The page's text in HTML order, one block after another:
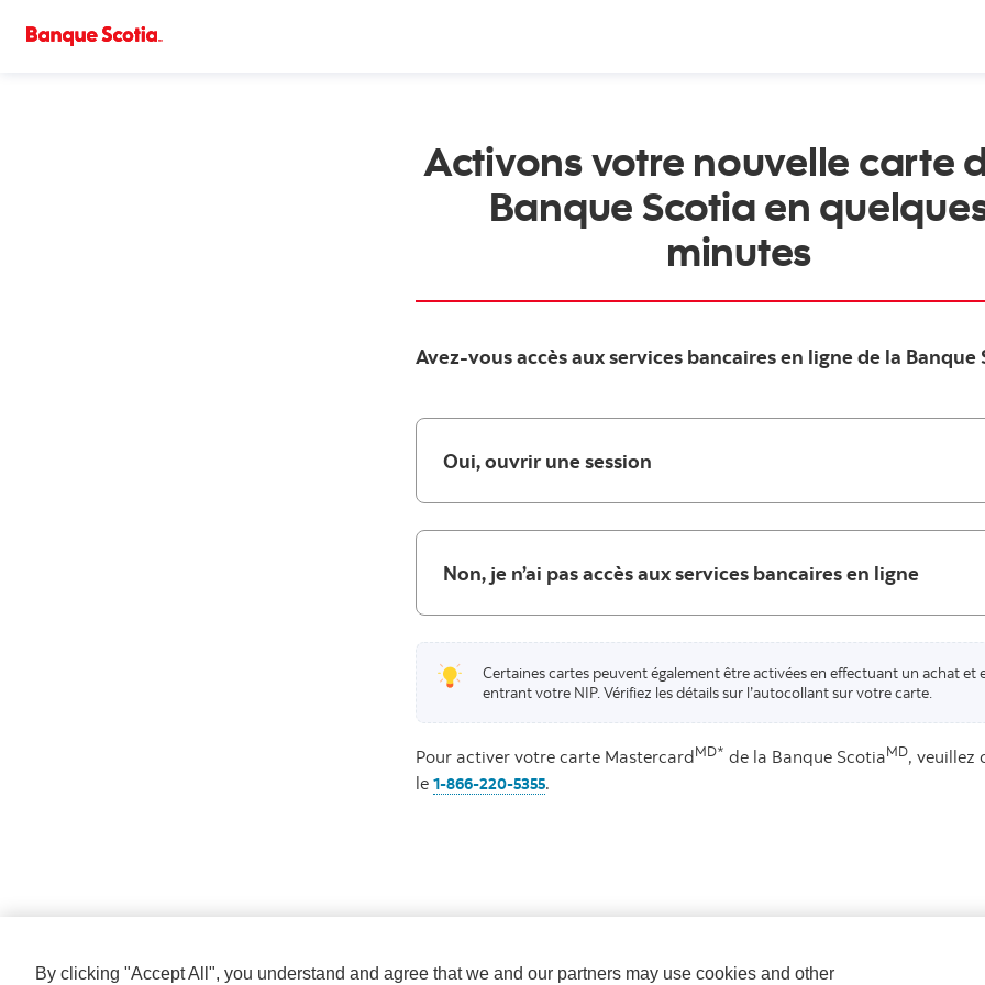
Activons votre nouvelle carte
Banque Scotia en
minutes
Avez-vous accès aux services bancaires en ligne de la Banque
Oui, ouvrir une session
Non, je n’ai pas accès aux services bancaires en ligne
Certaines cartes peuvent également être activées en effectuant un achat et
entrant votre NIP. Vérifiez les détails sur l’autocollant sur votre carte.
Pour activer votre carte MastercardMD* de la Banque ScotiaMD, veuillez
le 1-866-220-5355.
By clicking "Accept All", you understand and agree that we and our partners may use cookies and other